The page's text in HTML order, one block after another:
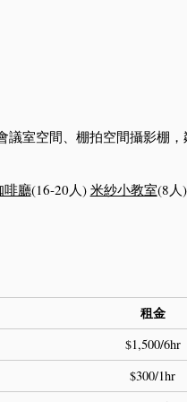
室空間、棚拍空間攝影棚
啡廳(16-20人) 米紗小教室(8人)
租金
$1,500/6hr
$300/1hr